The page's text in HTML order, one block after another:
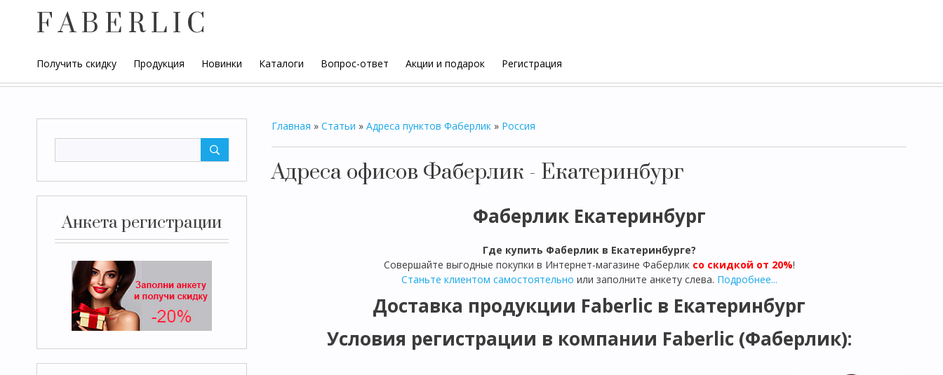
F A B E R L I C
Получить скидку Продукция Новинки Каталоги Вопрос-ответ Акции и подарок Регистрация
Анкета регистрации
Главная » Статьи » Адреса пунктов Фаберлик » Россия
Адреса офисов Фаберлик - Екатеринбург
Фаберлик Екатеринбург
Где купить Фаберлик в Екатеринбурге?
Совершайте выгодные покупки в Интернет-магазине Фаберлик со скидкой от 20%!
Станьте клиентом самостоятельно или заполните анкету слева. Подробнее...
Доставка продукции Faberlic в Екатеринбург
Условия регистрации в компании Faberlic (Фаберлик):